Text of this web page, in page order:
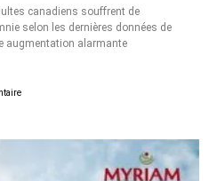
canadiens souffrent de
selon les dernières données de
augmentation alarmante